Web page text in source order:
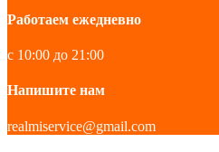
Работаем ежедневно
с 10:00 до 21:00
Напишите нам
realmiservice@gmail.com